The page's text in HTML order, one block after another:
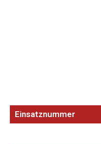
Einsatznummer